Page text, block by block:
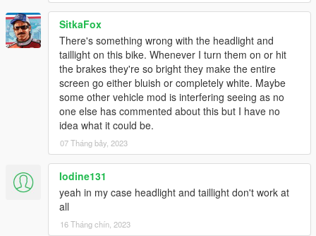
SitkaFox
There's something wrong with the headlight and
taillight on this bike. Whenever I turn them on or hit
the brakes they're so bright they make the entire
screen go either bluish or completely white. Maybe
some other vehicle mod is interfering seeing as no
one else has commented about this but I have no
idea what it could be.
07 Tháng bảy, 2023
Iodine131
yeah in my case headlight and taillight don't work at
all
16 Tháng chín, 2023